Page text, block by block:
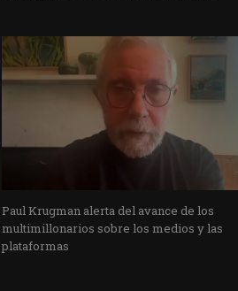
Paul Krugman alerta del avance de los
multimillonarios sobre los medios y las
plataformas